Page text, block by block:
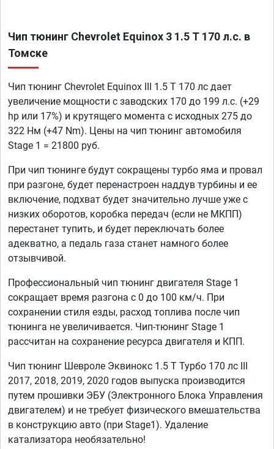
Чип тюнинг Chevrolet Equinox 3 1.5 T 170 л.с. в
Томске
Чип тюнинг Chevrolet Equinox III 1.5 T 170 лс дает
увеличение мощности с заводских 170 до 199 л.с. (+29
hp или 17%) и крутящего момента с исходных 275 до
322 Нм (+47 Nm). Цены на чип тюнинг автомобиля
Stage 1 = 21800 руб.
При чип тюнинге будут сокращены турбо яма и провал
при разгоне, будет перенастроен наддув турбины и ее
включение, подхват будет значительно лучше уже с
низких оборотов, коробка передач (если не МКПП)
перестанет тупить, и будет переключать более
адекватно, а педаль газа станет намного более
отзывчивой.
Профессиональный чип тюнинг двигателя Stage 1
сокращает время разгона с 0 до 100 км/ч. При
сохранении стиля езды, расход топлива после чип
тюнинга не увеличивается. Чип-тюнинг Stage 1
рассчитан на сохранение ресурса двигателя и КПП.
Чип тюнинг Шевроле Эквинокс 1.5 T Турбо 170 лс III
2017, 2018, 2019, 2020 годов выпуска производится
путем прошивки ЭБУ (Электронного Блока Управления
двигателем) и не требует физического вмешательства
в конструкцию авто (при Stage1). Удаление
катализатора необязательно!